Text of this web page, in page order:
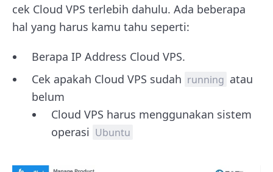
cek Cloud VPS terlebih dahulu. Ada beberapa
hal yang harus kamu tahu seperti:
Berapa IP Address Cloud VPS.
Cek apakah Cloud VPS sudah running atau
belum
Cloud VPS harus menggunakan sistem
operasi Ubuntu